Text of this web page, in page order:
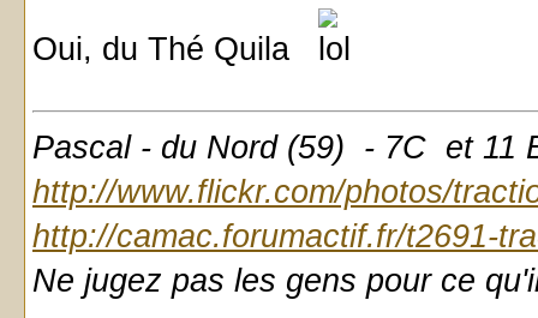
Oui, du Thé Quila
Pascal - du Nord (59) - 7C et 11
http://www.flickr.com/photos/
http://camac.forumactif.fr/t2691-
Ne jugez pas les gens pour ce